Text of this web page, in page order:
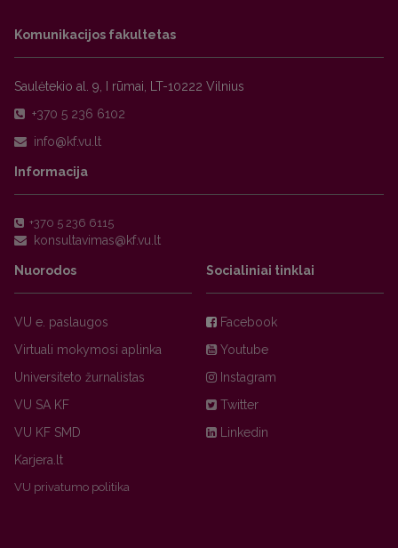
Komunikacijos fakultetas
Saulėtekio al. 9, I rūmai, LT-10222 Vilnius
+370 5 236 6102
Informacija
+370 5 236 6115
Nuorodos
VU e. paslaugos
Virtuali mokymosi aplinka
Universiteto žurnalistas
VU SA KF
VU KF SMD
Karjera.lt
VU privatumo politika
Socialiniai tinklai
Facebook
Youtube
Instagram
Twitter
Linkedin